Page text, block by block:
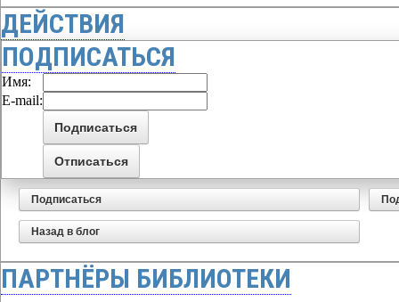
ДЕЙСТВИЯ
ПОДПИСАТЬСЯ
Имя:
E-mail:
Подписаться
Назад в блог
ПАРТНЁРЫ БИБЛИОТЕКИ